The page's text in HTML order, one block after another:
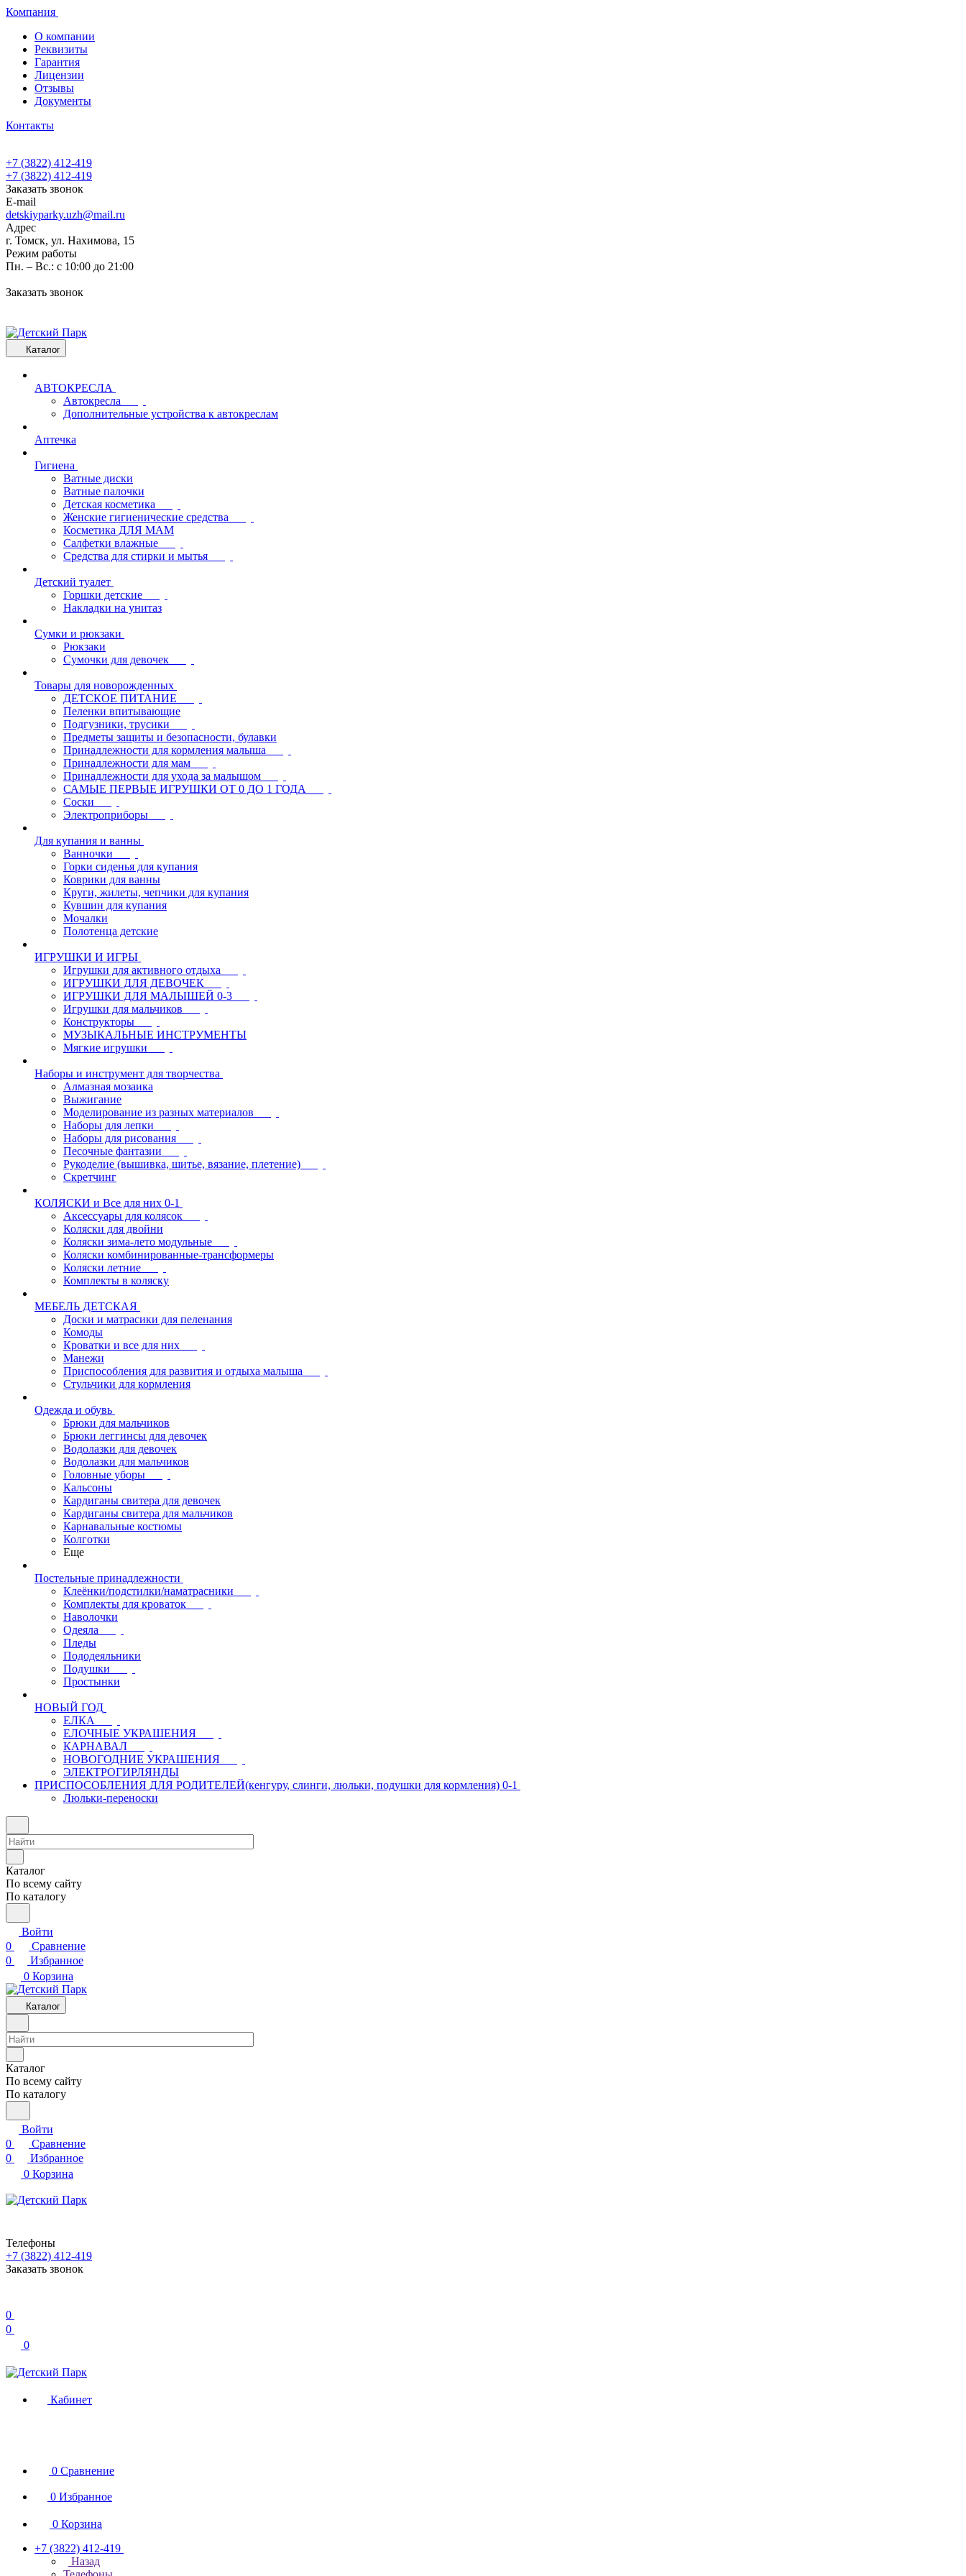
Компания
О компании
Реквизиты
Гарантия
Лицензии
Отзывы
Документы
Контакты
+7 (3822) 412-419
+7 (3822) 412-419
Заказать звонок
E-mail
detskiyparky.uzh@mail.ru
Адрес
г. Томск, ул. Нахимова, 15
Режим работы
Пн. – Вс.: с 10:00 до 21:00
Заказать звонок
Каталог
АВТОКРЕСЛА
Автокресла
Дополнительные устройства к автокреслам
Аптечка
Гигиена
Ватные диски
Ватные палочки
Детская косметика
Женские гигиенические средства
Косметика ДЛЯ МАМ
Салфетки влажные
Средства для стирки и мытья
Детский туалет
Горшки детские
Накладки на унитаз
Сумки и рюкзаки
Рюкзаки
Сумочки для девочек
Товары для новорожденных
ДЕТСКОЕ ПИТАНИЕ
Пеленки впитывающие
Подгузники, трусики
Предметы защиты и безопасности, булавки
Принадлежности для кормления малыша
Принадлежности для мам
Принадлежности для ухода за малышом
САМЫЕ ПЕРВЫЕ ИГРУШКИ ОТ 0 ДО 1 ГОДА
Соски
Электроприборы
Для купания и ванны
Ванночки
Горки сиденья для купания
Коврики для ванны
Круги, жилеты, чепчики для купания
Кувшин для купания
Мочалки
Полотенца детские
ИГРУШКИ И ИГРЫ
Игрушки для активного отдыха
ИГРУШКИ ДЛЯ ДЕВОЧЕК
ИГРУШКИ ДЛЯ МАЛЫШЕЙ 0-3
Игрушки для мальчиков
Конструкторы
МУЗЫКАЛЬНЫЕ ИНСТРУМЕНТЫ
Мягкие игрушки
Наборы и инструмент для творчества
Алмазная мозаика
Выжигание
Моделирование из разных материалов
Наборы для лепки
Наборы для рисования
Песочные фантазии
Рукоделие (вышивка, шитье, вязание, плетение)
Скретчинг
КОЛЯСКИ и Все для них 0-1
Аксессуары для колясок
Коляски для двойни
Коляски зима-лето модульные
Коляски комбинированные-трансформеры
Коляски летние
Комплекты в коляску
МЕБЕЛЬ ДЕТСКАЯ
Доски и матрасики для пеленания
Комоды
Кроватки и все для них
Манежи
Приспособления для развития и отдыха малыша
Стульчики для кормления
Одежда и обувь
Брюки для мальчиков
Брюки леггинсы для девочек
Водолазки для девочек
Водолазки для мальчиков
Головные уборы
Кальсоны
Кардиганы свитера для девочек
Кардиганы свитера для мальчиков
Карнавальные костюмы
Колготки
Еще
Постельные принадлежности
Клеёнки/подстилки/наматрасники
Комплекты для кроваток
Наволочки
Одеяла
Пледы
Пододеяльники
Подушки
Простынки
НОВЫЙ ГОД
ЕЛКА
ЕЛОЧНЫЕ УКРАШЕНИЯ
КАРНАВАЛ
НОВОГОДНИЕ УКРАШЕНИЯ
ЭЛЕКТРОГИРЛЯНДЫ
ПРИСПОСОБЛЕНИЯ ДЛЯ РОДИТЕЛЕЙ(кенгуру, слинги, люльки, подушки для кормления) 0-1
Люльки-переноски
Каталог
По всему сайту
По каталогу
Войти
0
Сравнение
0
Избранное
0 Корзина
Каталог
Каталог
По всему сайту
По каталогу
Войти
0
Сравнение
0
Избранное
0 Корзина
Телефоны
+7 (3822) 412-419
Заказать звонок
0
0
0
Кабинет
0 Сравнение
0 Избранное
0 Корзина
+7 (3822) 412-419
Назад